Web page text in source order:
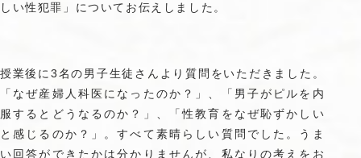
しい性犯罪」についてお伝えしました。
授業後に3名の男子生徒さんより質問をいただきました。
「なぜ産婦人科医になったのか？」、「男子がピルを内
服するとどうなるのか？」、「性教育をなぜ恥ずかしい
と感じるのか？」。すべて素晴らしい質問でした。うま
い回答ができたかは分かりませんが、私なりの考えをお